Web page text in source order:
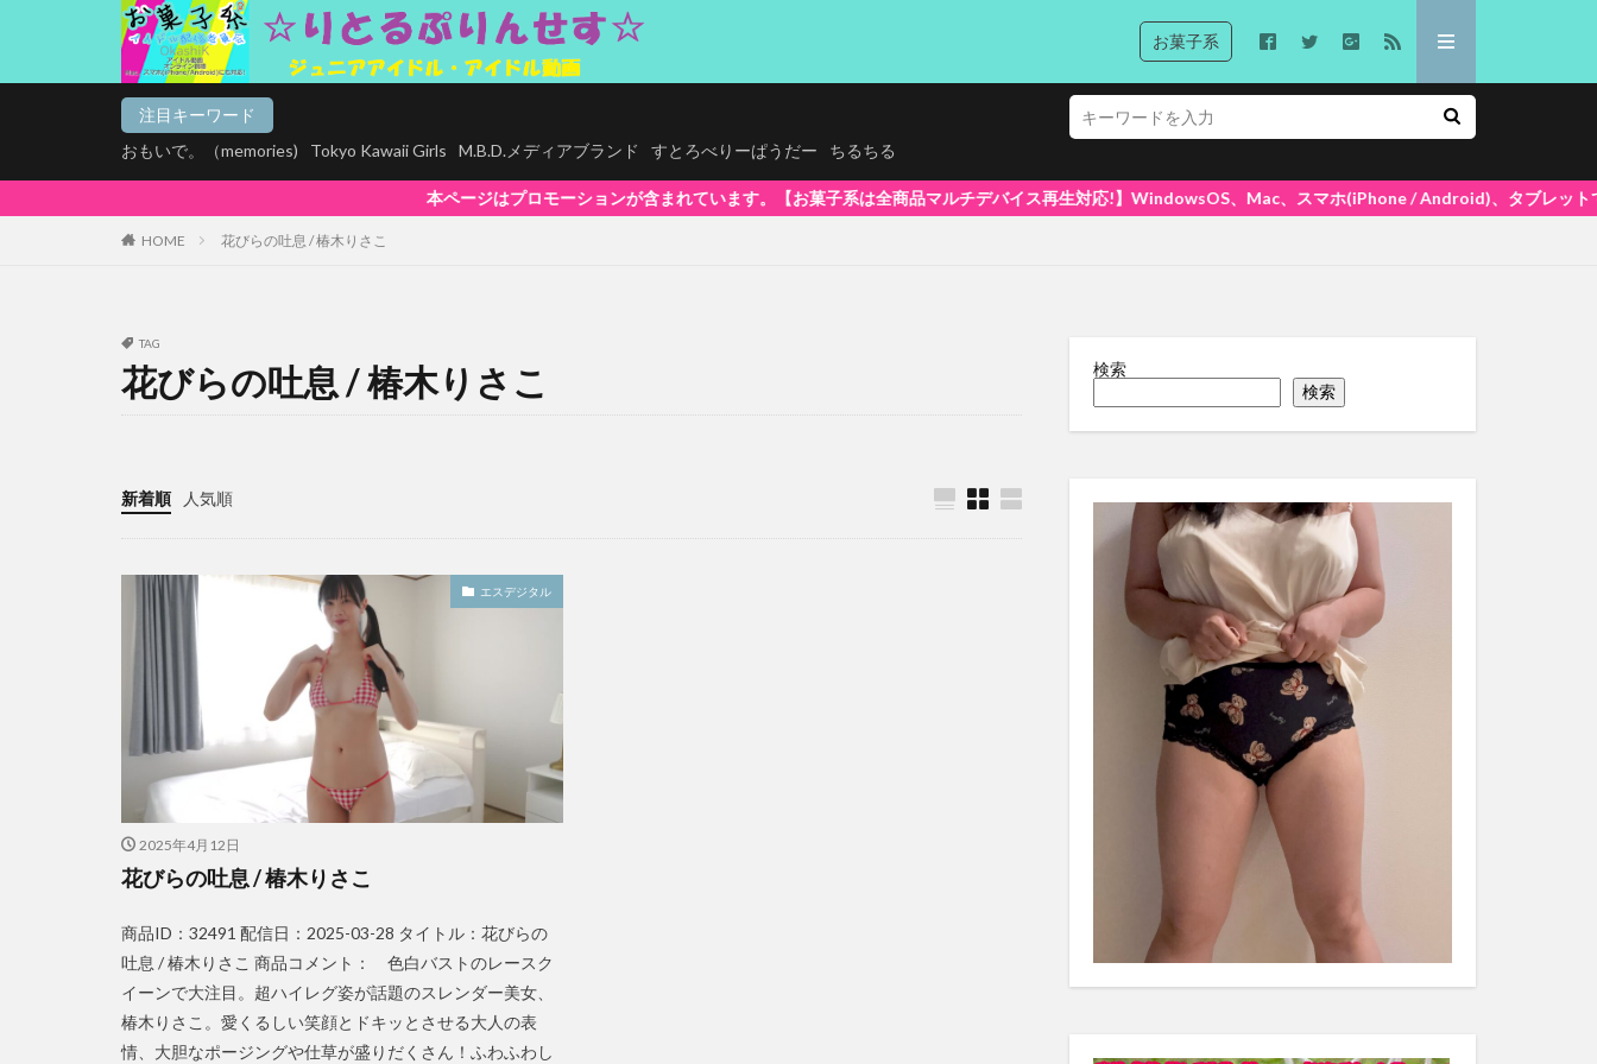
お菓子系
注目キーワード
おもいで。（memories)
Tokyo Kawaii Girls M.B.D.メディアブランド すとろべりーぱうだー ちるちる
本ページはプロモーションが含まれています。【お菓子系は全商品マルチデバイス再生対応!】WindowsOS、Mac、スマホ(iPhone / Android)、タブレットで再生できます! 大好評
HOME 花びらの吐息 / 椿木りさこ
TAG
花びらの吐息 / 椿木りさこ
新着順 人気順
エスデジタル
2025年4月12日
花びらの吐息 / 椿木りさこ
商品ID：32491 配信日：2025-03-28 タイトル：花びらの
吐息 / 椿木りさこ 商品コメント： 色白バストのレースク
イーンで大注目。超ハイレグ姿が話題のスレンダー美女、
椿木りさこ。愛くるしい笑顔とドキッとさせる大人の表
情、大胆なポージングや仕草が盛りだくさん！ふわふわし
検索
検索